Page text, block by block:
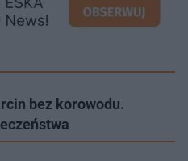
bez korowodu.